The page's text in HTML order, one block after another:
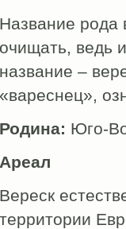
Название рода
очищать, ведь
название –
«вареснец»,
Родина: Юго-
Ареал
Вереск
территории